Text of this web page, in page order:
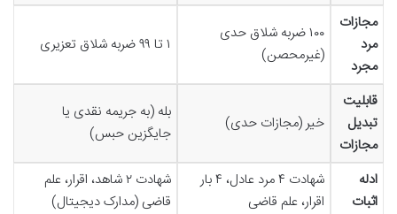
مجازات
مرد
مجرد
۱۰۰ ضربه شلاق حدی
(غیرمحصن)
۱ تا ۹۹ ضربه شلاق تعزیری
قابلیت
تبدیل
مجازات
خیر (مجازات حدی)
بله (به جریمه نقدی یا
جایگزین حبس)
ادله
اثبات
شهادت ۴ مرد عادل، ۴ بار
اقرار، علم قاضی
شهادت ۲ شاهد، اقرار، علم
قاضی (مدارک دیجیتال)